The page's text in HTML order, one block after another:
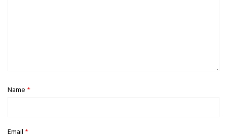
Name *
Email *